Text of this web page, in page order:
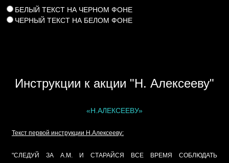
БЕЛЫЙ ТЕКСТ НА ЧЕРНОМ ФОНЕ
ЧЕРНЫЙ ТЕКСТ НА БЕЛОМ ФОНЕ
Инструкции к акции "Н. Алексееву"
«Н.АЛЕКСЕЕВУ»
Текст первой инструкции Н.Алексееву:
"СЛЕДУЙ ЗА А.М. И СТАРАЙСЯ ВСЕ ВРЕМЯ СОБЛЮДАТЬ